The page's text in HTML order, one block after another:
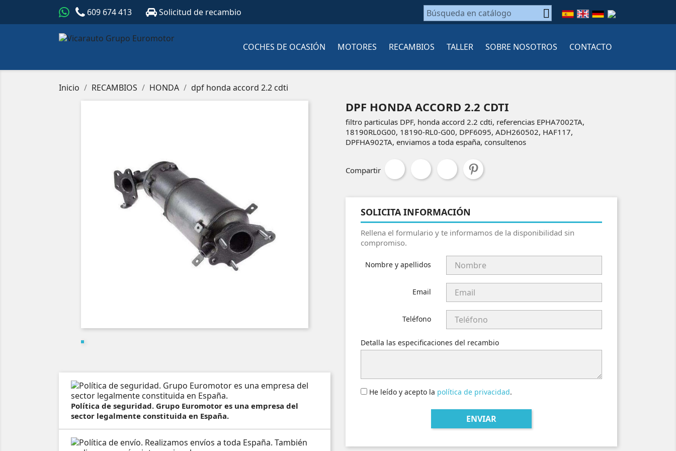
609 674 413 Solicitud de recambio 
COCHES DE OCASIÓN MOTORES RECAMBIOS TALLER SOBRE NOSOTROS CONTACTO
Inicio RECAMBIOS HONDA dpf honda accord 2.2 cdti
Política de seguridad. Grupo Euromotor es una empresa del
sector legalmente constituida en España.
DPF HONDA ACCORD 2.2 CDTI
filtro particulas DPF, honda accord 2.2 cdti, referencias EPHA7002TA,
18190RL0G00, 18190-RL0-G00, DPF6095, ADH260502, HAF117,
DPFHA902TA, enviamos a toda españa, consultenos
Compartir
SOLICITA INFORMACIÓN
Rellena el formulario y te informamos de la disponibilidad sin
compromiso.
Nombre y apellidos
Email
Teléfono
Detalla las especificaciones del recambio
He leído y acepto la política de privacidad.